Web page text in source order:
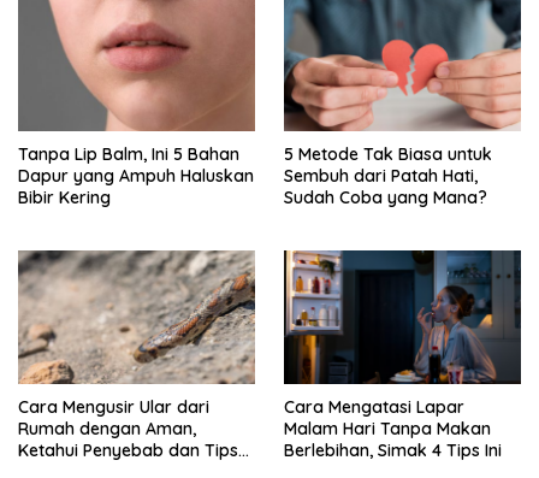
Tanpa Lip Balm, Ini 5 Bahan
Dapur yang Ampuh Haluskan
Bibir Kering
5 Metode Tak Biasa untuk
Sembuh dari Patah Hati,
Sudah Coba yang Mana?
Cara Mengusir Ular dari
Rumah dengan Aman,
Ketahui Penyebab dan Tips
Cara Mengatasi Lapar
Malam Hari Tanpa Makan
Berlebihan, Simak 4 Tips Ini